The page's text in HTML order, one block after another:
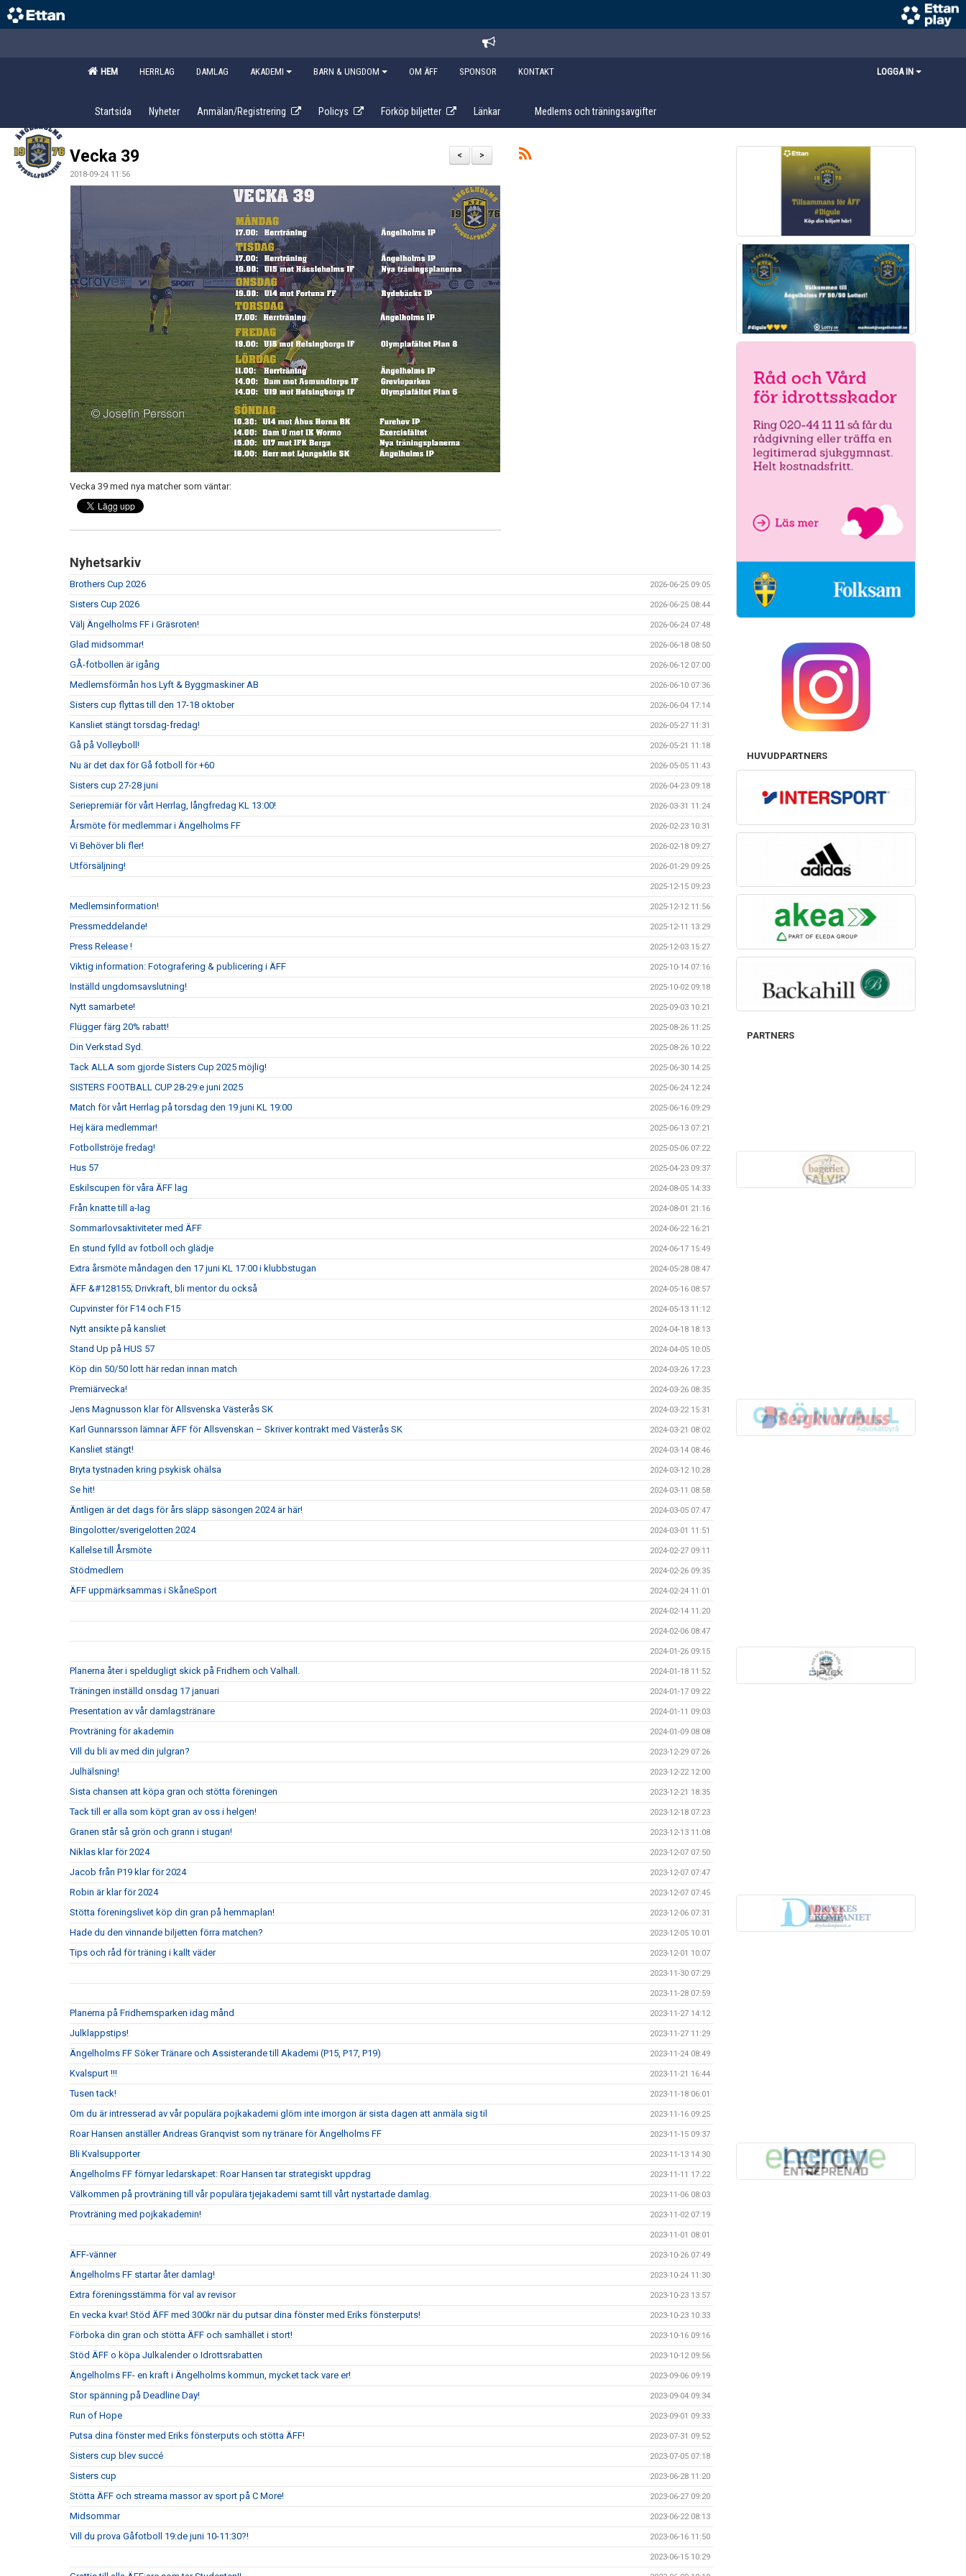
HEM HERRLAG DAMLAG AKADEMI BARN & UNGDOM OM ÄFF SPONSOR KONTAKT LOGGA IN
Startsida Nyheter Anmälan/Registrering Policys Förköp biljetter Länkar Medlems och träningsavgifter
>
<
Vecka 39
2018-09-24 11:56
Vecka 39 med nya matcher som väntar:
Nyhetsarkiv
Brothers Cup 2026 2026-06-25 09:05
Sisters Cup 2026 2026-06-25 08:44
Välj Ängelholms FF i Gräsroten! 2026-06-24 07:48
Glad midsommar! 2026-06-18 08:50
GÅ-fotbollen är igång 2026-06-12 07:00
Medlemsförmån hos Lyft & Byggmaskiner AB 2026-06-10 07:36
Sisters cup flyttas till den 17-18 oktober 2026-06-04 17:14
Kansliet stängt torsdag-fredag! 2026-05-27 11:31
Gå på Volleyboll! 2026-05-21 11:18
Nu är det dax för Gå fotboll för +60 2026-05-05 11:43
Sisters cup 27-28 juni 2026-04-23 09:18
Seriepremiär för vårt Herrlag, långfredag KL 13:00! 2026-03-31 11:24
Årsmöte för medlemmar i Ängelholms FF 2026-02-23 10:31
Vi Behöver bli fler! 2026-02-18 09:27
Utförsäljning! 2026-01-29 09:25
2025-12-15 09:23
Medlemsinformation! 2025-12-12 11:56
Pressmeddelande! 2025-12-11 13:29
Press Release ! 2025-12-03 15:27
Viktig information: Fotografering & publicering i ÄFF 2025-10-14 07:16
Inställd ungdomsavslutning! 2025-10-02 09:18
Nytt samarbete! 2025-09-03 10:21
Flügger färg 20% rabatt! 2025-08-26 11:25
Din Verkstad Syd. 2025-08-26 10:22
Tack ALLA som gjorde Sisters Cup 2025 möjlig! 2025-06-30 14:25
SISTERS FOOTBALL CUP 28-29:e juni 2025 2025-06-24 12:24
Match för vårt Herrlag på torsdag den 19 juni KL 19:00 2025-06-16 09:29
Hej kära medlemmar! 2025-06-13 07:21
Fotbollströje fredag! 2025-05-06 07:22
Hus 57 2025-04-23 09:37
Eskilscupen för våra ÄFF lag 2024-08-05 14:33
Från knatte till a-lag 2024-08-01 21:16
Sommarlovsaktiviteter med ÄFF 2024-06-22 16:21
En stund fylld av fotboll och glädje 2024-06-17 15:49
Extra årsmöte måndagen den 17 juni KL 17:00 i klubbstugan 2024-05-28 08:47
ÄFF &#128155; Drivkraft, bli mentor du också 2024-05-16 08:57
Cupvinster för F14 och F15 2024-05-13 11:12
Nytt ansikte på kansliet 2024-04-18 18:13
Stand Up på HUS 57 2024-04-05 10:05
Köp din 50/50 lott här redan innan match 2024-03-26 17:23
Premiärvecka! 2024-03-26 08:35
Jens Magnusson klar för Allsvenska Västerås SK 2024-03-22 15:31
Karl Gunnarsson lämnar ÄFF för Allsvenskan – Skriver kontrakt med Västerås SK 2024-03-21 08:02
Kansliet stängt! 2024-03-14 08:46
Bryta tystnaden kring psykisk ohälsa 2024-03-12 10:28
Se hit! 2024-03-11 08:58
Äntligen är det dags för års släpp säsongen 2024 är här! 2024-03-05 07:47
Bingolotter/sverigelotten 2024 2024-03-01 11:51
Kallelse till Årsmöte 2024-02-27 09:11
Stödmedlem 2024-02-26 09:35
ÄFF uppmärksammas i SkåneSport 2024-02-24 11:01
2024-02-14 11:20
2024-02-06 08:47
2024-01-26 09:15
Planerna åter i speldugligt skick på Fridhem och Valhall. 2024-01-18 11:52
Träningen inställd onsdag 17 januari 2024-01-17 09:22
Presentation av vår damlagstränare 2024-01-11 09:03
Provträning för akademin 2024-01-09 08:08
Vill du bli av med din julgran? 2023-12-29 07:26
Julhälsning! 2023-12-22 12:00
Sista chansen att köpa gran och stötta föreningen 2023-12-21 18:35
Tack till er alla som köpt gran av oss i helgen! 2023-12-18 07:23
Granen står så grön och grann i stugan! 2023-12-13 11:08
Niklas klar för 2024 2023-12-07 07:50
Jacob från P19 klar för 2024 2023-12-07 07:47
Robin är klar för 2024 2023-12-07 07:45
Stötta föreningslivet köp din gran på hemmaplan! 2023-12-06 07:31
Hade du den vinnande biljetten förra matchen? 2023-12-05 10:01
Tips och råd för träning i kallt väder 2023-12-01 10:07
2023-11-30 07:29
2023-11-28 07:59
Planerna på Fridhemsparken idag månd 2023-11-27 14:12
Julklappstips! 2023-11-27 11:29
Ängelholms FF Söker Tränare och Assisterande till Akademi (P15, P17, P19) 2023-11-24 08:49
Kvalspurt !!! 2023-11-21 16:44
Tusen tack! 2023-11-18 06:01
Om du är intresserad av vår populära pojkakademi glöm inte imorgon är sista dagen att anmäla sig til 2023-11-16 09:25
Roar Hansen anställer Andreas Granqvist som ny tränare för Ängelholms FF 2023-11-15 09:37
Bli Kvalsupporter 2023-11-13 14:30
Ängelholms FF förnyar ledarskapet: Roar Hansen tar strategiskt uppdrag 2023-11-11 17:22
Välkommen på provträning till vår populära tjejakademi samt till vårt nystartade damlag. 2023-11-06 08:03
Provträning med pojkakademin! 2023-11-02 07:19
2023-11-01 08:01
ÄFF-vänner 2023-10-26 07:49
Ängelholms FF startar åter damlag! 2023-10-24 11:30
Extra föreningsstämma för val av revisor 2023-10-23 13:57
En vecka kvar! Stöd ÄFF med 300kr när du putsar dina fönster med Eriks fönsterputs! 2023-10-23 10:33
Förboka din gran och stötta ÄFF och samhället i stort! 2023-10-16 09:16
Stöd ÄFF o köpa Julkalender o Idrottsrabatten 2023-10-12 09:56
Ängelholms FF- en kraft i Ängelholms kommun, mycket tack vare er! 2023-09-06 09:19
Stor spänning på Deadline Day! 2023-09-04 09:34
Run of Hope 2023-09-01 09:33
Putsa dina fönster med Eriks fönsterputs och stötta ÄFF! 2023-07-31 09:52
Sisters cup blev succé 2023-07-05 07:18
Sisters cup 2023-06-28 11:20
Stötta ÄFF och streama massor av sport på C More! 2023-06-27 09:20
Midsommar 2023-06-22 08:13
Vill du prova Gåfotboll 19:de juni 10-11:30?! 2023-06-16 11:50
2023-06-15 10:29
HUVUDPARTNERS
PARTNERS